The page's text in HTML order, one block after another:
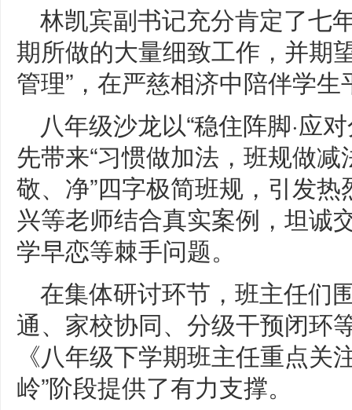
林凯宾副书记充分肯定了七
期所做的大量细致工作，并期
管理”，在严慈相济中陪伴学
八年级沙龙以“稳住阵脚·应
先带来“习惯做加法，班规做
敬、净”四字极简班规，引发
兴等老师结合真实案例，坦诚
学早恋等棘手问题。
在集体研讨环节，班主任们
通、家校协同、分级干预闭环
《八年级下学期班主任重点关
岭”阶段提供了有力支撑。